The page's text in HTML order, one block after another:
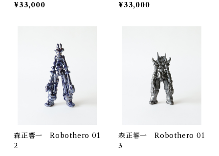
¥33,000
¥33,000
森正響一 Robothero 01
2
森正響一 Robothero 01
3